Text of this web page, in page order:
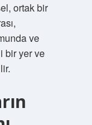
ortak bir
ve
bir yer ve